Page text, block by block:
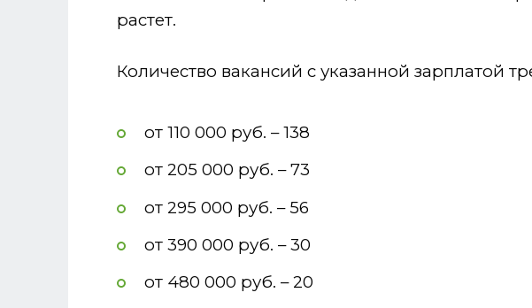
растет.
Количество вакансий с указанной зарплатой
от 110 000 руб. – 138
от 205 000 руб. – 73
от 295 000 руб. – 56
от 390 000 руб. – 30
от 480 000 руб. – 20